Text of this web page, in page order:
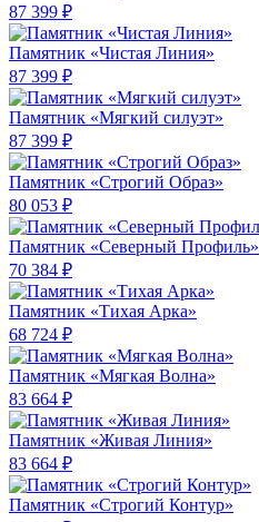
87 399 ₽
Памятник «Чистая Линия»
87 399 ₽
Памятник «Мягкий силуэт»
87 399 ₽
Памятник «Строгий Образ»
80 053 ₽
Памятник «Северный Профиль»
70 384 ₽
Памятник «Тихая Арка»
68 724 ₽
Памятник «Мягкая Волна»
83 664 ₽
Памятник «Живая Линия»
83 664 ₽
Памятник «Строгий Контур»